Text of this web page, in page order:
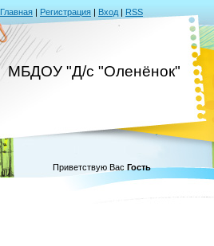
Главная | Регистрация | Вход | RSS
МБДОУ "Д/с "Оленёнок"
Приветствую Вас Гость